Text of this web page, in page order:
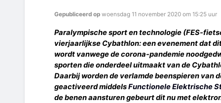
Gepubliceerd op woensdag 11 november 2020 om 15:25 uur
Paralympische sport en technologie (FES-
vierjaarlijkse Cybathlon: een evenement dat
wordt vanwege de corona-pandemie
sporten die onderdeel uitmaakt van de
Daarbij worden de verlamde beenspieren van
geactiveerd middelsFunctionele Elektrische
de benen aansturen gebeurt dit nu met